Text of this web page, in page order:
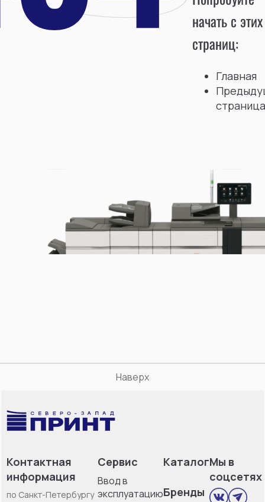
начать с этих
страниц:
Главная
страница
Наверх
Контактная
информация
по Санкт-Петербургу
Сервис
Ввод в
эксплуатацию
Каталог
Бренды
Мы в
соцсетях